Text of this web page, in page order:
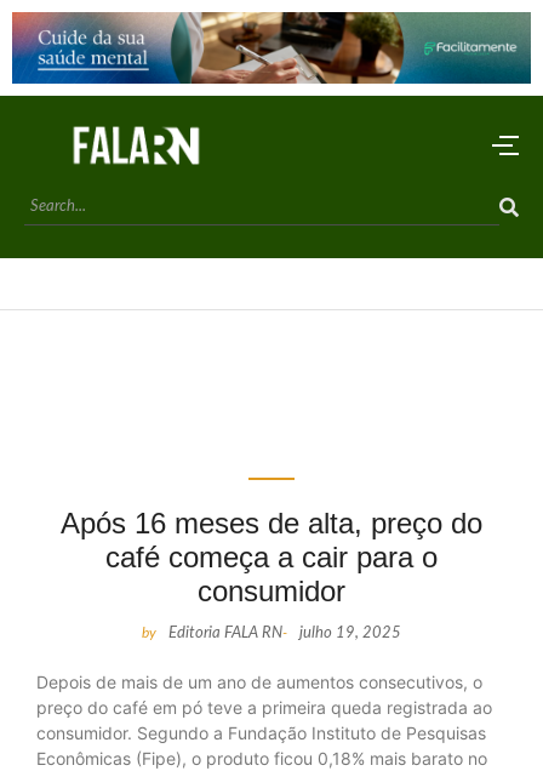
Após 16 meses de alta, preço do
café começa a cair para o
consumidor
by Editoria FALA RN- julho 19, 2025
Depois de mais de um ano de aumentos consecutivos, o
preço do café em pó teve a primeira queda registrada ao
consumidor. Segundo a Fundação Instituto de Pesquisas
Econômicas (Fipe), o produto ficou 0,18% mais barato no